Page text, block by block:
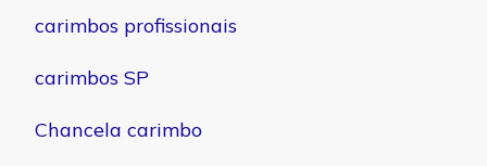
carimbos profissionais
carimbos SP
Chancela carimbo